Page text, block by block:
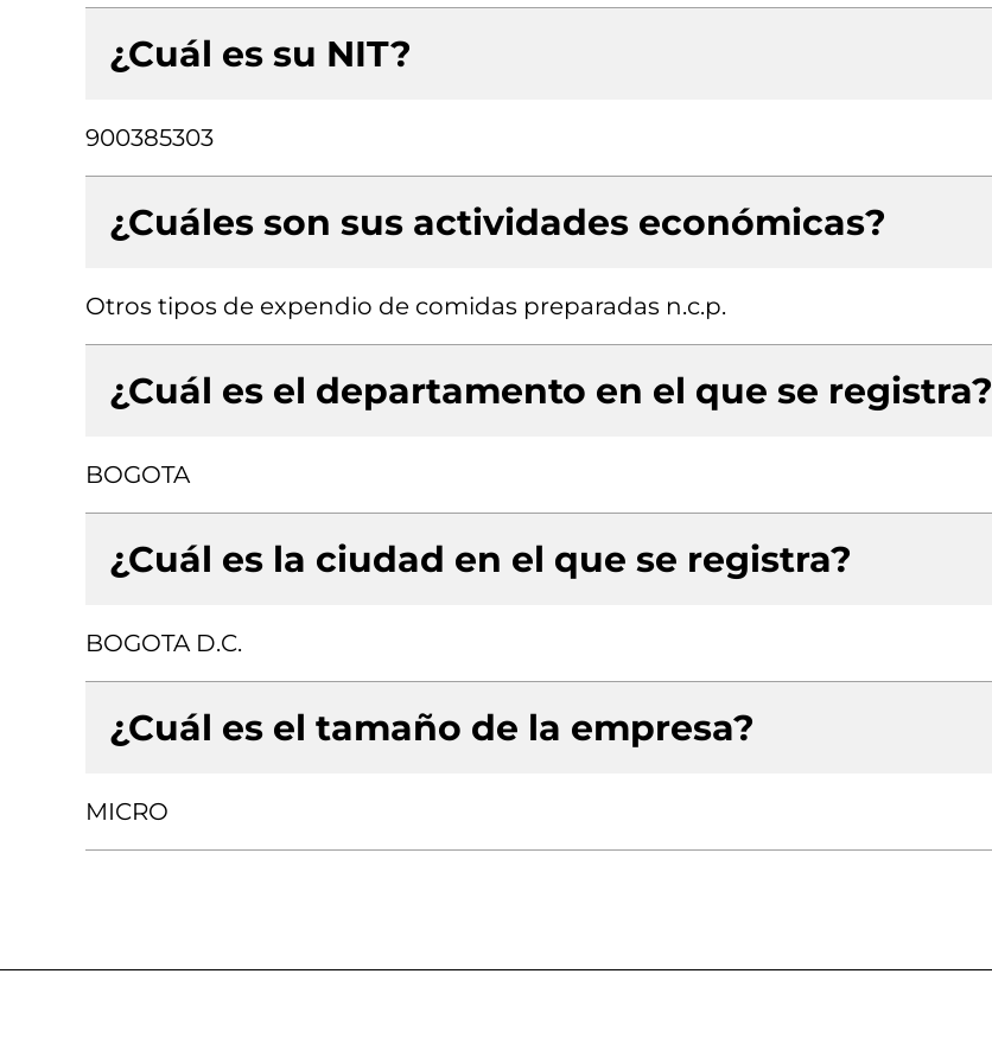
¿Cuál es su NIT?
900385303
¿Cuáles son sus actividades económicas?
Otros tipos de expendio de comidas preparadas n.c.p.
¿Cuál es el departamento en el que se registra?
BOGOTA
¿Cuál es la ciudad en el que se registra?
BOGOTA D.C.
¿Cuál es el tamaño de la empresa?
MICRO